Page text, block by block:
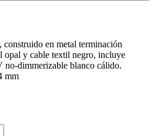
en metal terminación
opal y cable textil negro, incluye
dimmerizable blanco cálido.
mm